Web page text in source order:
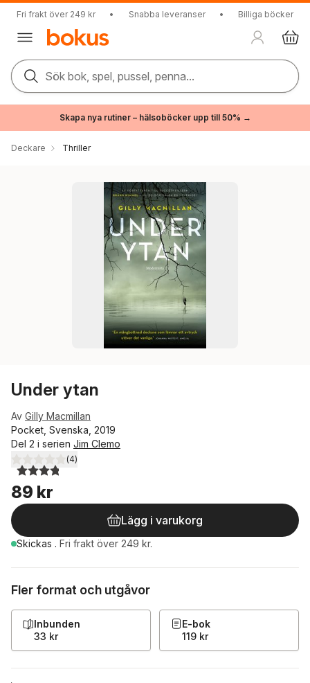
Fri frakt över 249 kr • Snabba leveranser • Billiga böcker
Sök bok, spel, pussel, penna...
Skapa nya rutiner – hälsoböcker upp till 50% →
Deckare Thriller
Under ytan
Av Gilly Macmillan
Pocket, Svenska, 2019
Del 2 i serien Jim Clemo
3,8utav 5 stjärnor. Totalt antal röster:
(4)
89 kr
Lägg i varukorg
Skickas . Fri frakt över 249 kr.
Fler format och utgåvor
Inbunden
33 kr
E-bok
119 kr